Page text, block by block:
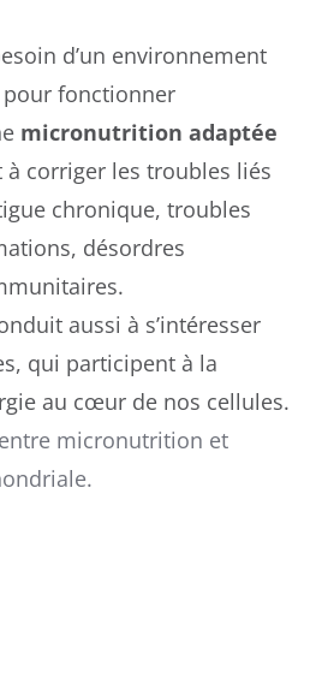
d’un environnement
fonctionner
micronutrition adaptée
à corriger les troubles liés
chronique, troubles
désordres
aussi à s’intéresser
qui participent à la
au cœur de nos cellules.
micronutrition et